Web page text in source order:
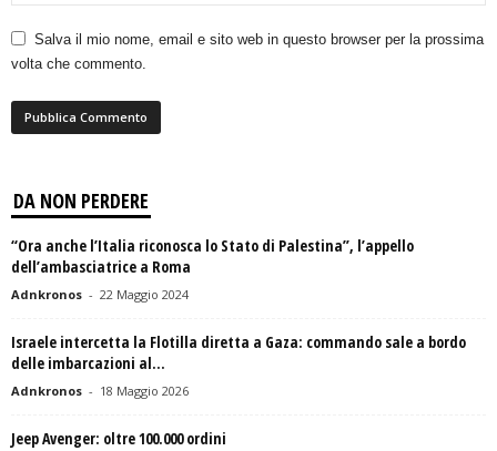
Salva il mio nome, email e sito web in questo browser per la prossima
volta che commento.
DA NON PERDERE
“Ora anche l’Italia riconosca lo Stato di Palestina”, l’appello
dell’ambasciatrice a Roma
Adnkronos - 22 Maggio 2024
Israele intercetta la Flotilla diretta a Gaza: commando sale a bordo
delle imbarcazioni al...
Adnkronos - 18 Maggio 2026
Jeep Avenger: oltre 100.000 ordini